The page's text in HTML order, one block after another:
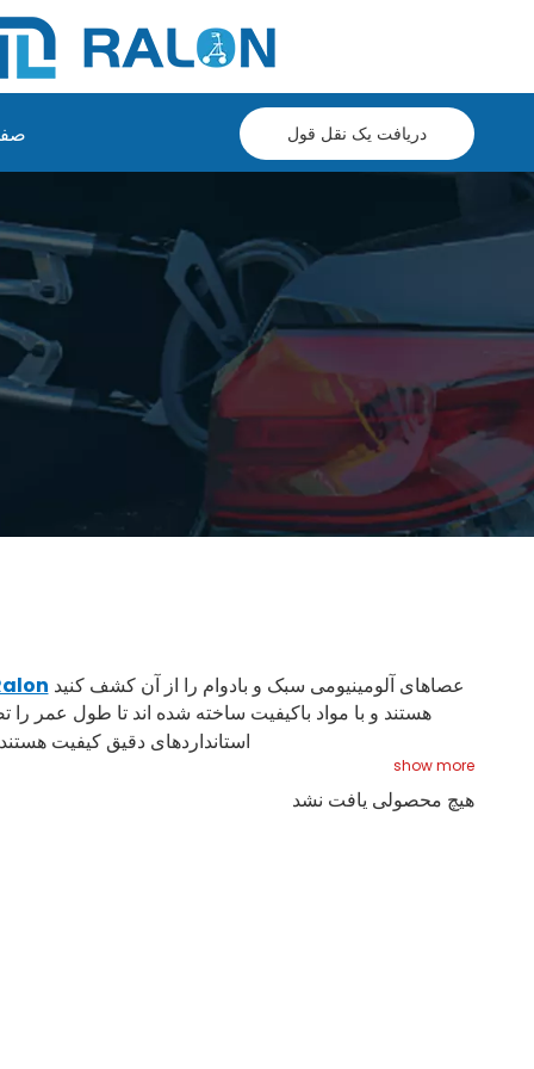
دریافت یک نقل قول
عصاهای آلومینیومی سبک و بادوام را از آن کشف کنید
هستند و با مواد باکیفیت ساخته شده اند تا طول عمر
استانداردهای دقیق کیفیت
show more
هیچ محصولی یافت نشد